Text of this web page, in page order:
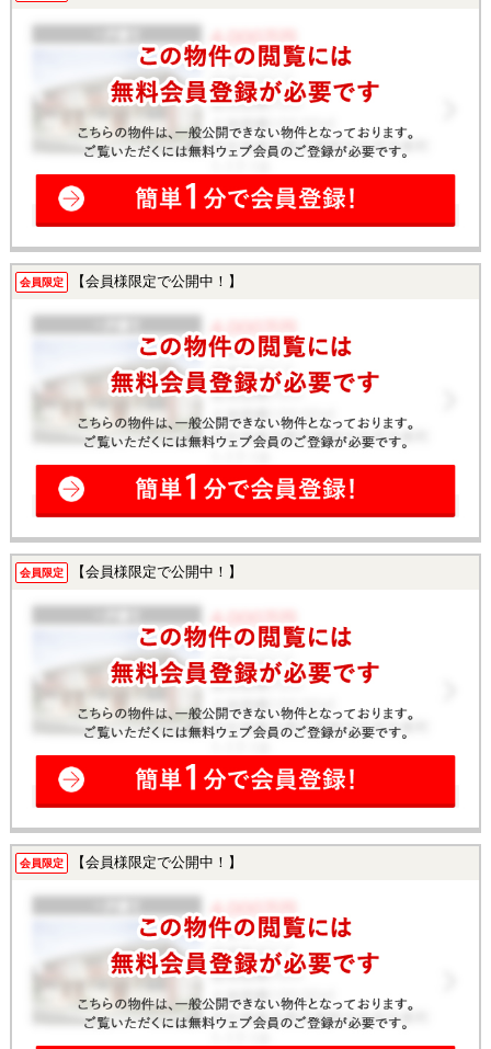
会員限定 【会員様限定で公開中！】
会員限定 【会員様限定で公開中！】
会員限定 【会員様限定で公開中！】